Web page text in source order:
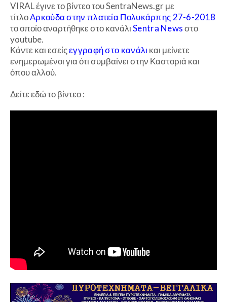
VIRAL έγινε το βίντεο του SentraNews.gr με
τίτλοΑρκούδα στην πλατεία Πολυκάρπης 27-6-2018
το οποίο αναρτήθηκε στο κανάλιSentra Newsστο
youtube.
Κάντε και εσείςεγγραφή στο κανάλι και μείνετε
ενημερωμένοι για ότι συμβαίνει στην Καστοριά και
όπου αλλού.
Δείτε εδώ το βίντεο :